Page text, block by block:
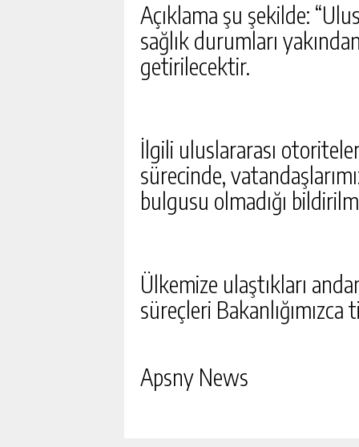
Açıklama şu şekilde:
sağlık durumları
getirilecektir.
İlgili uluslararası
sürecinde,
bulgusu olmadığı
Ülkemize ulaştıkları
süreçleri
Apsny News